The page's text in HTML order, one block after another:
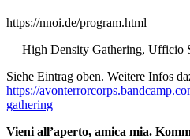
https://nnoi.de/program.html
— High Density Gathering, Ufficio
Siehe Eintrag oben. Weitere Infos
https://
gathering
Vieni all’aperto, amica mia.